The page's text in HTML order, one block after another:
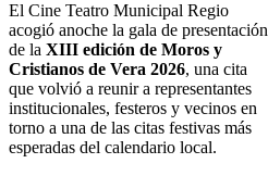
El Cine Teatro Municipal Regio
acogió anoche la gala de presentación
de la XIII edición de Moros y
Cristianos de Vera 2026, una cita
que volvió a reunir a representantes
institucionales, festeros y vecinos en
torno a una de las citas festivas más
esperadas del calendario local.